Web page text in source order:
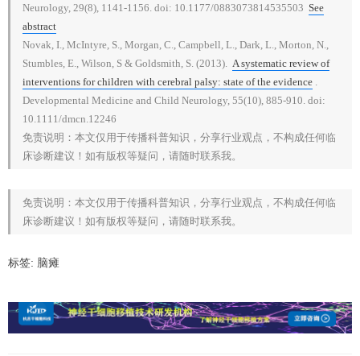
Neurology, 29(8), 1141-1156. doi: 10.1177/0883073814535503 See
abstract
Novak, I., McIntyre, S., Morgan, C., Campbell, L., Dark, L., Morton, N.,
Stumbles, E., Wilson, S & Goldsmith, S. (2013).
A systematic review of
interventions for children with cerebral palsy: state of the evidence
Developmental Medicine and Child Neurology, 55(10), 885-910. doi:
10.1111/dmcn.12246
免责说明：本文仅用于传播科普知识，分享行业观点，不构成任何临
床诊断建议！如有版权等疑问，请随时联系我。
免责说明：本文仅用于传播科普知识，分享行业观点，不构成任何临
床诊断建议！如有版权等疑问，请随时联系我。
标签: 脑瘫